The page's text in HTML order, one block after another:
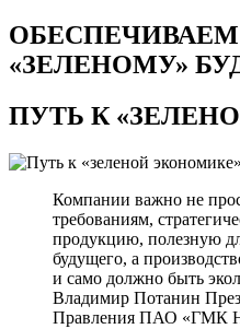
«ЗЕЛЕНОМУ»
ПУТЬ К
Компании важно не
требованиям,
продукцию, полезную
будущего, а
и само должно быть
Владимир Потанин
Правления ПАО «ГМК